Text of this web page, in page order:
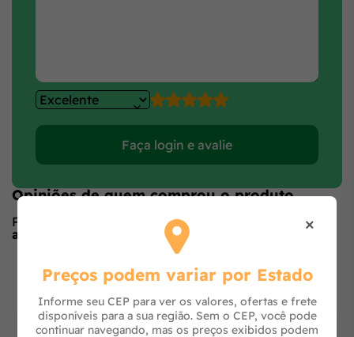
Faça login e avalie
Opiniões de quem comprou o produto
Produto ainda sem avaliações,
avaliar
no formulário ao lado. ×
Preços podem variar por Estado
Informe seu CEP para ver os valores, ofertas e frete
disponíveis para a sua região. Sem o CEP, você pode
continuar navegando, mas os preços exibidos podem